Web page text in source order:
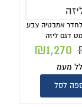
אמבטיה צבע
דגם ליזה
₪1,270
מעמ
לסל